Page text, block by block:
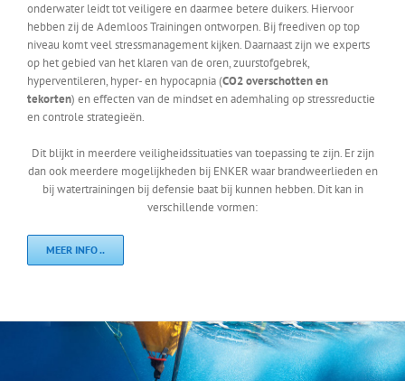
onderwater leidt tot veiligere en daarmee betere duikers. Hiervoor
hebben zij de Ademloos Trainingen ontworpen. Bij freediven op top
niveau komt veel stressmanagement kijken. Daarnaast zijn we experts
op het gebied van het klaren van de oren, zuurstofgebrek,
hyperventileren, hyper- en hypocapnia (CO2 overschotten en
tekorten) en effecten van de mindset en ademhaling op stressreductie
en controle strategieën.
Dit blijkt in meerdere veiligheidssituaties van toepassing te zijn. Er zijn
dan ook meerdere mogelijkheden bij ENKER waar brandweerlieden en
bij watertrainingen bij defensie baat bij kunnen hebben. Dit kan in
verschillende vormen:
MEER INFO ..